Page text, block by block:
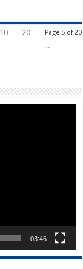
Page 5 of 20
10
20
...
03:46